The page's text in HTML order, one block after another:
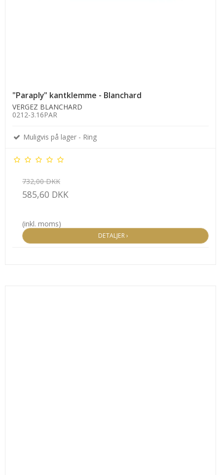
"Paraply" kantklemme - Blanchard
VERGEZ BLANCHARD
0212-3.16PAR
Muligvis på lager - Ring
732,00 DKK
585,60 DKK
(inkl. moms)
DETALJER ›